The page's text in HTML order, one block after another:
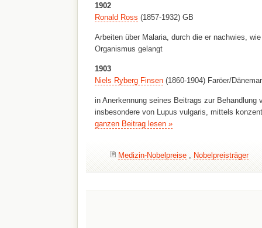
1902
Ronald Ross (1857-1932) GB
Arbeiten über Malaria, durch die er nachwies,
Organismus gelangt
1903
Niels Ryberg Finsen(1860-1904) Faröer/
in Anerkennung seines Beitrags zur Behandlung
insbesondere von Lupus vulgaris, mittels
ganzen Beitrag lesen »
Medizin-Nobelpreise, Nobelpreisträger